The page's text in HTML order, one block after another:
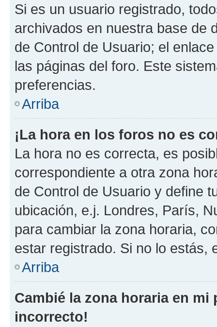
Si es un usuario registrado,
archivados en nuestra base de
de Control de Usuario; el
las páginas del foro. Este
preferencias.
Arriba
¡La hora en los foros no es
La hora no es correcta, es
correspondiente a otra zona
de Control de Usuario y define
ubicación, e.j. Londres, París,
para cambiar la zona horaria,
estar registrado. Si no lo estás,
Arriba
Cambié la zona horaria en
incorrecto!